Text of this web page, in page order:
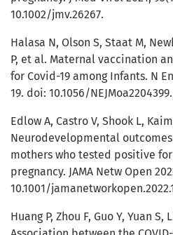
10.1002/jmv.26267.
Halasa N, Olson S, Staat M,
P, et al. Maternal vaccination
for Covid-19 among Infants. N
19. doi: 10.1056/NEJMoa2204399.
Edlow A, Castro V, Shook L,
Neurodevelopmental
mothers who tested positive for
pregnancy. JAMA Netw Open
10.1001/
Huang P, Zhou F, Guo Y, Yuan S,